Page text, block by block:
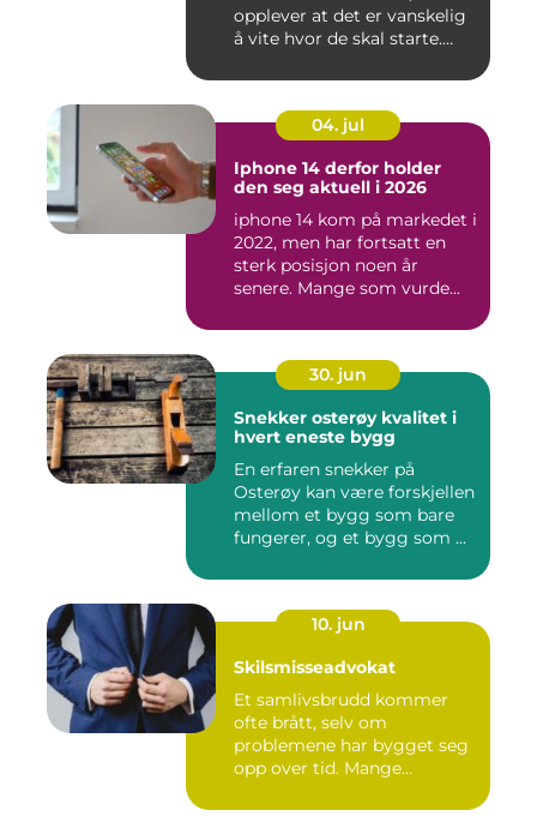
opplever at det er vanskelig
å vite hvor de skal starte.
04. jul
Iphone 14 derfor holder
den seg aktuell i 2026
iphone 14 kom på markedet i
2022, men har fortsatt en
sterk posisjon noen år
senere. Mange som vurde...
30. jun
Snekker osterøy kvalitet i
hvert eneste bygg
En erfaren snekker på
Osterøy kan være forskjellen
mellom et bygg som bare
fungerer, og et bygg som ...
10. jun
Skilsmisseadvokat
Et samlivsbrudd kommer
ofte brått, selv om
problemene har bygget seg
opp over tid. Mange